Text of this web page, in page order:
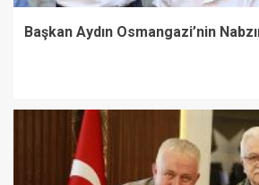
Başkan Aydın Osmangazi’nin